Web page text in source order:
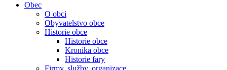
Obec
O obci
Obyvatelstvo obce
Historie obce
Historie obce
Kronika obce
Historie fary
Firmy, služby, organizace